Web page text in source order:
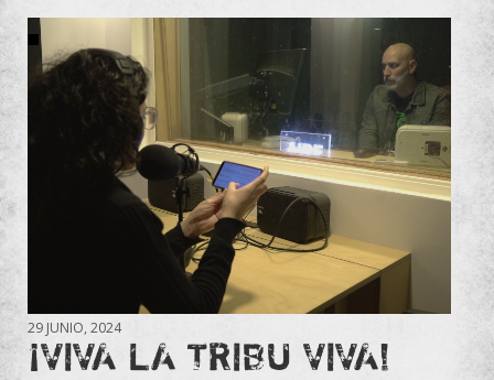
29 JUNIO, 2024
¡VIVA LA TRIBU VIVA!